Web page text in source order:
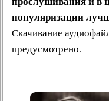
популяризации
Скачивание
предусмотрено.